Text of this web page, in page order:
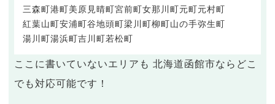
三森町港町美原 見晴町宮前町女那川町元町元村町
紅葉山町安浦町谷地頭町梁川町柳町山の手弥生町
湯川町湯浜町吉川町若松町
ここに書いていないエリアも 北海道函館市ならどこ
でも対応可能です！